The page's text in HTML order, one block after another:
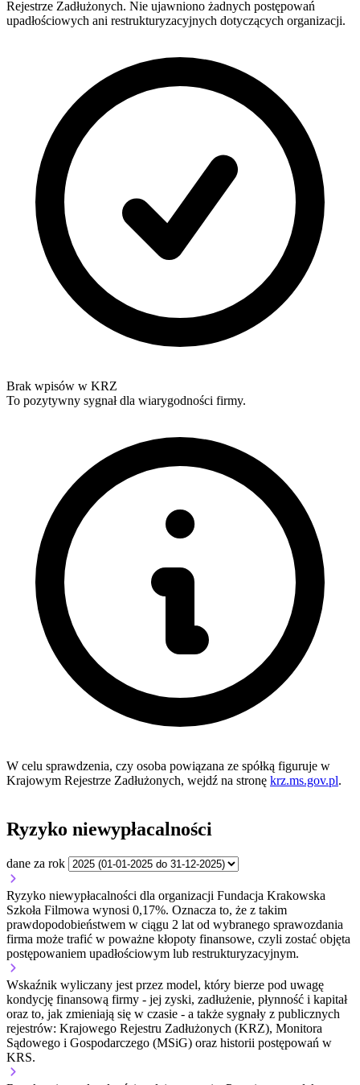
Rejestrze Zadłużonych. Nie ujawniono żadnych postępowań
upadłościowych ani restrukturyzacyjnych dotyczących organizacji.
Brak wpisów w KRZ
To pozytywny sygnał dla wiarygodności firmy.
W celu sprawdzenia, czy osoba powiązana ze spółką figuruje w
Krajowym Rejestrze Zadłużonych, wejdź na stronę krz.ms.gov.pl.
Ryzyko niewypłacalności
dane za rok
Ryzyko niewypłacalności dla organizacji Fundacja Krakowska
Szkoła Filmowa wynosi 0,17%. Oznacza to, że z takim
prawdopodobieństwem w ciągu 2 lat od wybranego sprawozdania
firma może trafić w poważne kłopoty finansowe, czyli zostać objęta
postępowaniem upadłościowym lub restrukturyzacyjnym.
Wskaźnik wyliczany jest przez model, który bierze pod uwagę
kondycję finansową firmy - jej zyski, zadłużenie, płynność i kapitał
oraz to, jak zmieniają się w czasie - a także sygnały z publicznych
rejestrów: Krajowego Rejestru Zadłużonych (KRZ), Monitora
Sądowego i Gospodarczego (MSiG) oraz historii postępowań w
KRS.